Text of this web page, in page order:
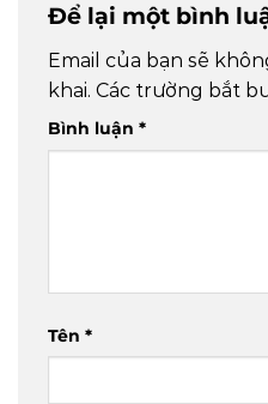
Để lại một bình
Email của bạn sẽ
khai. Các trường bắt
Bình luận *
Tên *